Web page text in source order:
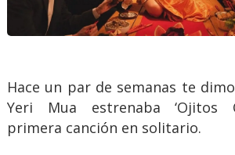
Hace un par de semanas te
Yeri Mua estrenaba ‘Ojitos
primera canción en solitario.